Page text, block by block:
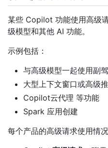
某些 Copilot 功能使用高级
级模型和其他 AI 功能。
示例包括：
与高级模型一起使用副
大型上下文窗口或高级
Copilot云代理 等功能
Spark 应用创建
每个产品的高级请求使用情